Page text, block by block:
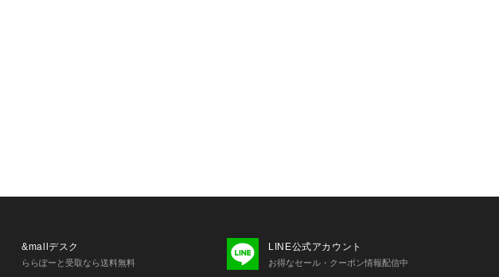
&mallデスク
ららぽーと受取なら送料無料
LINE公式アカウント
お得なセール・クーポン情報配信中